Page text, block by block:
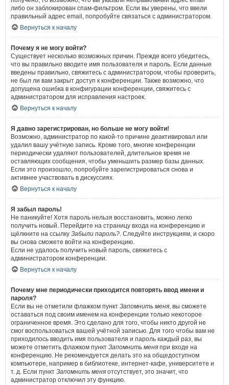
либо он заблокирован спам-фильтром. Если вы уверены, что ввели
правильный адрес email, попробуйте связаться с администратором.
Вернуться к началу
Почему я не могу войти?
Существует несколько возможных причин. Прежде всего убедитесь,
что вы правильно вводите имя пользователя и пароль. Если данные
введены правильно, свяжитесь с администратором, чтобы проверить,
не был ли вам закрыт доступ к конференции. Также возможно, что
допущена ошибка в конфигурации конференции, свяжитесь с
администратором для исправления настроек.
Вернуться к началу
Я давно зарегистрирован, но больше не могу войти!
Возможно, администратор по какой-то причине деактивировал или
удалил вашу учётную запись. Кроме того, многие конференции
периодически удаляют пользователей, длительное время не
оставляющих сообщения, чтобы уменьшить размер базы данных.
Если это произошло, попробуйте зарегистрироваться снова и
активнее участвовать в дискуссиях.
Вернуться к началу
Я забыл пароль!
Не паникуйте! Хотя пароль нельзя восстановить, можно легко
получить новый. Перейдите на страницу входа на конференцию и
щёлкните на ссылку Забыли пароль?. Следуйте инструкциям, и скоро
вы снова сможете войти на конференцию.
Если не удалось получить новый пароль, свяжитесь с
администратором конференции.
Вернуться к началу
Почему мне периодически приходится повторять ввод имени и
пароля?
Если вы не отметили флажком пункт Запомнить меня, вы сможете
оставаться под своим именем на конференции только некоторое
ограниченное время. Это сделано для того, чтобы никто другой не
смог воспользоваться вашей учётной записью. Для того чтобы вам не
приходилось вводить имя пользователя и пароль каждый раз, вы
можете отметить флажком пункт Запомнить меня при входе на
конференцию. Не рекомендуется делать это на общедоступном
компьютере, например в библиотеке, интернет-кафе, университете и
т. д. Если пункт Запомнить меня отсутствует, это значит, что
администратор отключил эту функцию.